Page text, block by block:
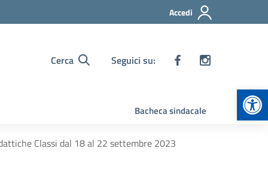
Accedi
Cerca Seguici su:
Bacheca sindacale
Classi dal 18 al 22 settembre 2023